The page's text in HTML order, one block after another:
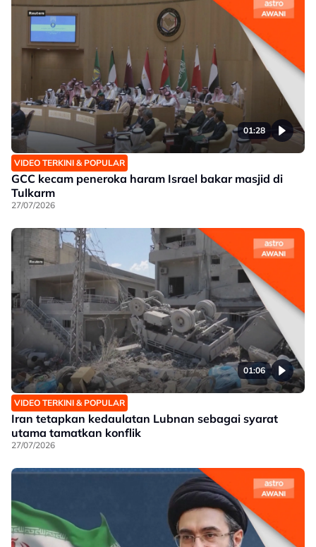
01:28
VIDEO TERKINI & POPULAR
GCC kecam peneroka haram Israel bakar masjid di
Tulkarm
27/07/2026
01:06
VIDEO TERKINI & POPULAR
Iran tetapkan kedaulatan Lubnan sebagai syarat
utama tamatkan konflik
27/07/2026